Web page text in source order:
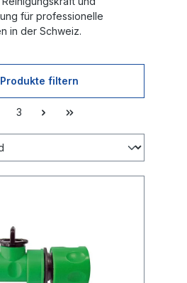
für professionelle
in der Schweiz.
Produkte filtern
3